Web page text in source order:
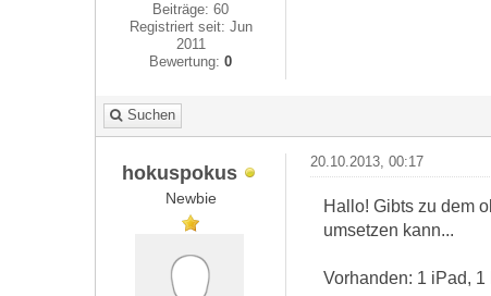
Beiträge: 60
Registriert seit: Jun
2011
Bewertung:0
Suchen
hokuspokus
Newbie
20.10.2013, 00:17
Hallo! Gibts zu dem
umsetzen kann...
Vorhanden: 1 iPad,